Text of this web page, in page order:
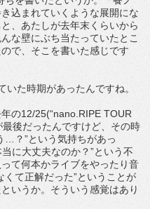
込まれていくような展開にな
、あたしが去年末くらいから
な壁にぶち当たっていたとこ
で、そこを書いた感じです
た時期があったんですね。
の12/25(“nano.RIPE TOUR
後だったんですけど、その時
…？”という気持ちがあっ
に大丈夫なのか？”という不
て何本かライブをやったり音
て正解だった”ということが
いうか。そういう感覚はあり